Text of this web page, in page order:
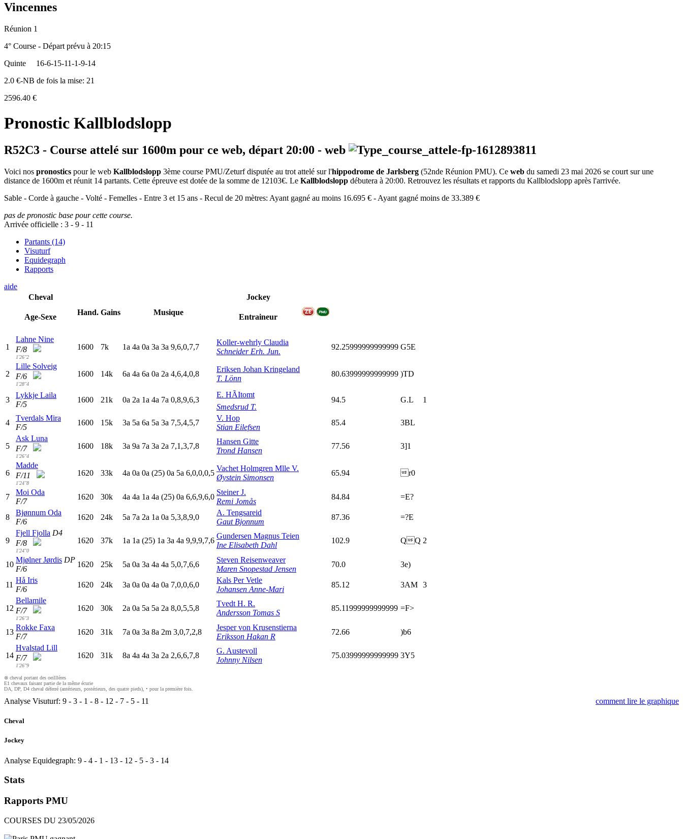
Vincennes
Réunion 1
4° Course - Départ prévu à 20:15
Quinte
16-6-15-11-1-9-14
2.0 €-NB de fois la mise: 21
2596.40 €
Pronostic Kallblodslopp
R52C3 - Course attelé sur 1600m pour ce web, départ 20:00 - web
Voici nos pronostics pour le web Kallblodslopp 3ème course PMU/Zeturf disputée au trot attelé sur l'hippodrome de Jarlsberg (52nde Réunion PMU). Ce web du samedi 23 mai 2026 se court sur une
distance de 1600m et réunit 14 partants. Cette épreuve est dotée de la somme de 12103€. Le Kallblodslopp débutera à 20:00. Retrouvez les résultats et rapports du Kallblodslopp après l'arrivée.
Sable - Corde à gauche - Volté - Femelles - Entre 3 et 15 ans - Recul de 20 mètres: Ayant gagné au moins 16.695 € - Ayant gagné moins de 33.389 €
pas de pronostic base pour cette course.
Arrivée officielle : 3 - 9 - 11
Partants (14)
Visuturf
Equidegraph
Rapports
aide
Cheval
Age-Sexe
Hand. Gains Musique
Jockey
Entraineur
1
Lahne Nine
F/8
1'26"2
1600 7k 1a 4a 0a 3a 3a 9,6,0,7,7
Koller-wehrly Claudia
Schneider Erh. Jun.
92.25999999999999 G5E
2
Lille Solveig
F/6
1'28"4
1600 14k 6a 4a 6a 0a 2a 4,6,4,0,8
Eriksen Johan Kringeland
T. Lönn
80.63999999999999 )TD
3
Lykkje Laila
F/5
1600 21k 0a 2a 1a 4a 7a 0,8,9,6,3
E. HÃItomt
Smedsrud T.
94.5 G.L 1
4
Tverdals Mira
F/5
1600 15k 3a 5a 6a 5a 3a 7,5,4,5,7
V. Hop
Stian Eilefsen
85.4 3BL
5
Ask Luna
F/7
1'26"4
1600 18k 3a 9a 7a 3a 2a 7,1,3,7,8
Hansen Gitte
Trond Hansen
77.56 3]1
6
Madde
F/11
1'24"8
1620 33k 4a 0a 0a (25) 0a 5a 6,0,0,0,5
Vachet Holmgren Mlle V.
Øystein Simonsen
65.94 r0
7
Moi Oda
F/7
1620 30k 4a 4a 1a 4a (25) 0a 6,6,9,6,0
Steiner J.
Remi Jomås
84.84 =E?
8
Bjønnum Oda
F/6
1620 24k 5a 7a 2a 1a 0a 5,3,8,9,0
A. Tengsareid
Gaut Bjonnum
87.36 =?E
9
Fjell Fjolla D4
F/8
1'24"0
1620 37k 1a 1a (25) 1a 3a 4a 9,9,9,7,6
Gundersen Magnus Teien
Ine Elisabeth Dahl
102.9 QQ 2
10
Mjølner Jørdis DP
F/6
1620 25k 5a 0a 3a 4a 4a 5,0,7,6,6
Steven Reisenweaver
Maren Snopestad Jensen
70.0 3e)
11
Hå Iris
F/6
1620 24k 3a 0a 0a 4a 0a 7,0,0,6,0
Kals Per Vetle
Johansen Anne-Mari
85.12 3AM 3
12
Bellamile
F/7
1'26"3
1620 30k 2a 0a 5a 5a 2a 8,0,5,5,8
Tvedt H. R.
Andersson Tomas S
85.11999999999999 =F>
13
Rokke Faxa
F/7
1620 31k 7a 0a 3a 8a 2m 3,0,7,2,8
Jesper von Krusenstierna
Eriksson Hakan R
72.66 )b6
14
Hvalstad Lill
F/7
1'26"9
1620 31k 8a 4a 4a 3a 2a 2,6,6,7,8
G. Austevoll
Johnny Nilsen
75.03999999999999 3Y5
⊗ cheval portant des oeilllères
E1 chevaux faisant partie de la même écurie
DA, DP, D4 cheval déferré (antérieurs, postérieurs, des quatre pieds), • pour la première fois.
Analyse Visuturf: 9 - 3 - 1 - 8 - 12 - 7 - 5 - 11 comment lire le graphique
Cheval
Jockey
Analyse Equidegraph: 9 - 4 - 1 - 13 - 12 - 5 - 3 - 14
Stats
Rapports PMU
COURSES DU 23/05/2026